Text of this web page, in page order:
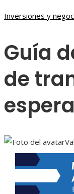
Inversiones y
Guía
de
espera